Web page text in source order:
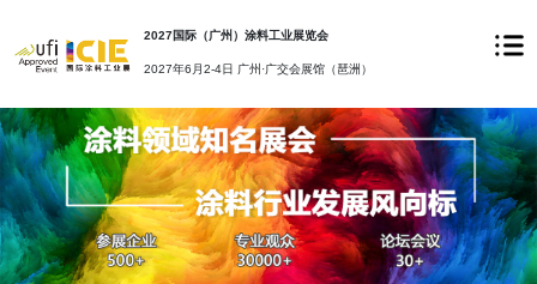
2027国际（广州）涂料工业展览会
2027年6月2-4日 广州·广交会展馆（琶洲）